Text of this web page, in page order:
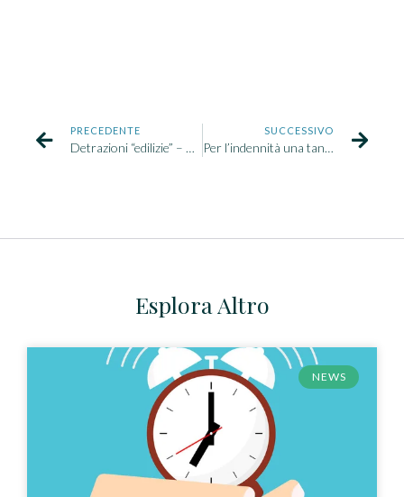
PRECEDENTE
Detrazioni “edilizie” – Comunicazione delle opzioni per la cessione del credito o lo sconto in fattura – Correzione di errori – Applicazione della “remissione in bonis”
SUCCESSIVO
Per l’indennità una tantum di 150 euro dichiarazione per tutti i dipendenti
Esplora Altro
NEWS